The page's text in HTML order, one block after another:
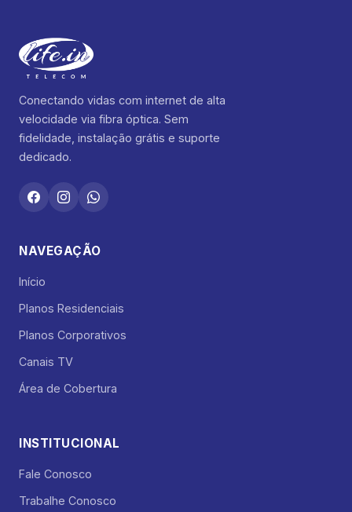
Conectando vidas com internet de alta
velocidade via fibra óptica. Sem
fidelidade, instalação grátis e suporte
dedicado.
NAVEGAÇÃO
Início
Planos Residenciais
Planos Corporativos
Canais TV
Área de Cobertura
INSTITUCIONAL
Fale Conosco
Trabalhe Conosco